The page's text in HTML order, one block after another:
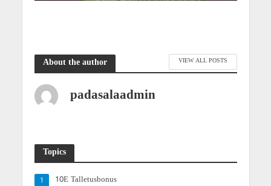
About the author VIEW ALL POSTS
padasalaadmin
Topics
10E Talletusbonus
1